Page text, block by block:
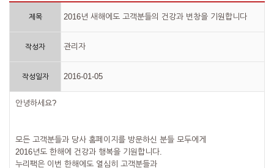
제목 2016년 새해에도 고객분들의 건강과 번창을 기원합니다
작성자 관리자
작성일자 2016-01-05
안녕하세요?
모든 고객분들과 당사 홈페이지를 방문하신 분들 모두에게
2016년도 한해에 건강과 행복을 기원합니다.
누리팩은 이번 한해에도 열심히 고객분들과